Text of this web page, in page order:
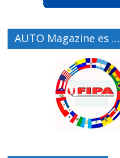
AUTO Magazine es …